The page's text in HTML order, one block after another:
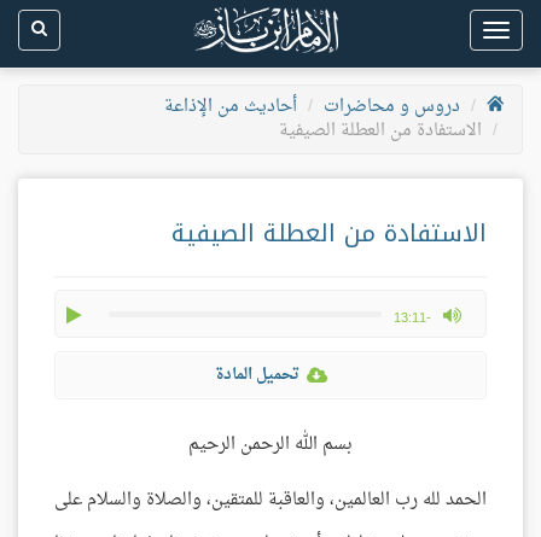
Toggle
navigation
دروس و محاضرات
أحاديث من الإذاعة
الاستفادة من العطلة الصيفية
الاستفادة من العطلة الصيفية
-13:11
max volume
تحميل المادة
بسم الله الرحمن الرحيم
الحمد لله رب العالمين، والعاقبة للمتقين، والصلاة والسلام على